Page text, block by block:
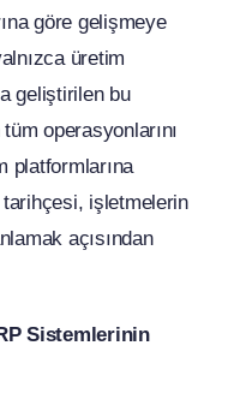
göre gelişmeye
üretim
geliştirilen bu
operasyonlarını
platformlarına
işletmelerin
açısından
Sistemlerinin